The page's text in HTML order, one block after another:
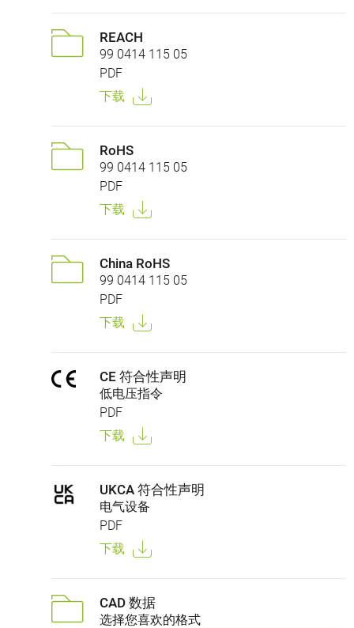
REACH
99 0414 115 05
PDF
下载
RoHS
99 0414 115 05
PDF
下载
China RoHS
99 0414 115 05
PDF
下载
CE 符合性声明
低电压指令
PDF
下载
UKCA 符合性声明
电气设备
PDF
下载
CAD 数据
选择您喜欢的格式